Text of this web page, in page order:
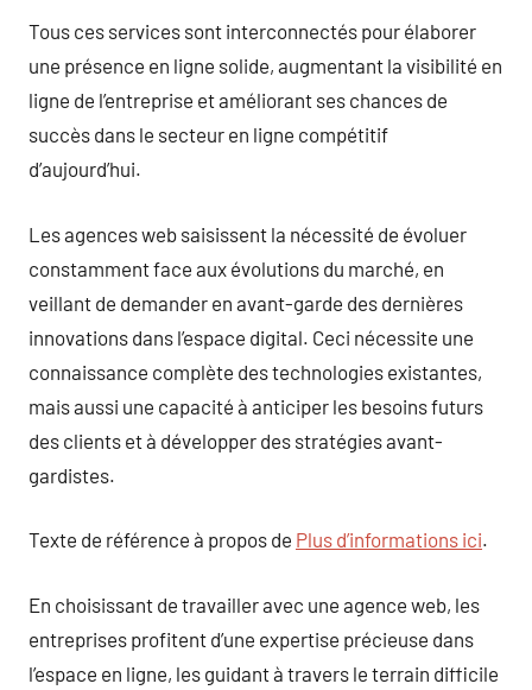
Tous ces services sont interconnectés pour élaborer
une présence en ligne solide, augmentant la visibilité en
ligne de l’entreprise et améliorant ses chances de
succès dans le secteur en ligne compétitif
d’aujourd’hui.
Les agences web saisissent la nécessité de évoluer
constamment face aux évolutions du marché, en
veillant de demander en avant-garde des dernières
innovations dans l’espace digital. Ceci nécessite une
connaissance complète des technologies existantes,
mais aussi une capacité à anticiper les besoins futurs
des clients et à développer des stratégies avant-
gardistes.
Texte de référence à propos de Plus d’informations ici.
En choisissant de travailler avec une agence web, les
entreprises profitent d’une expertise précieuse dans
l’espace en ligne, les guidant à travers le terrain difficile